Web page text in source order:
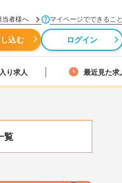
当者様へ マイページでできること
込む ログイン
り求人 最近見た求
覧